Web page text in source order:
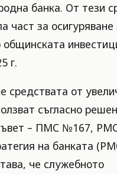
банка. От тези
част за осигуряване
г.
средствата от
съгласно
– ПМС №167,
на банката
че служебното